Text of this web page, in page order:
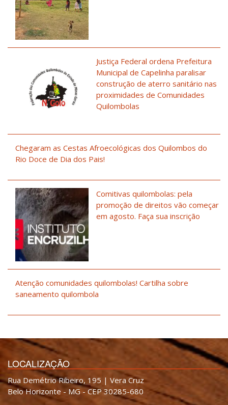
Justiça Federal ordena Prefeitura
Municipal de Capelinha paralisar
construção de aterro sanitário nas
proximidades de Comunidades
Quilombolas
Chegaram as Cestas Afroecológicas dos Quilombos do
Rio Doce de Dia dos Pais!
Comitivas quilombolas: pela
promoção de direitos vão começar
em agosto. Faça sua inscrição
Atenção comunidades quilombolas! Cartilha sobre
saneamento quilombola
LOCALIZAÇÃO
Rua Demétrio Ribeiro, 195 | Vera Cruz
Belo Horizonte - MG - CEP 30285-680